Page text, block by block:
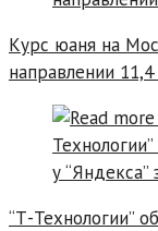
Курс юаня на
направлении
“Т-Технологии”